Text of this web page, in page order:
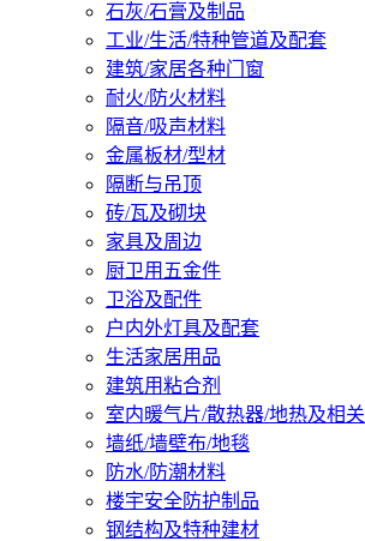
石灰/石膏及制品
工业/生活/特种管道及配套
建筑/家居各种门窗
耐火/防火材料
隔音/吸声材料
金属板材/型材
隔断与吊顶
砖/瓦及砌块
家具及周边
厨卫用五金件
卫浴及配件
户内外灯具及配套
生活家居用品
建筑用粘合剂
室内暖气片/散热器/地热及相关
墙纸/墙壁布/地毯
防水/防潮材料
楼宇安全防护制品
钢结构及特种建材